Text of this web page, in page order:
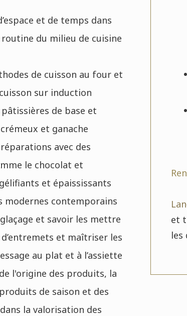
et de temps dans
routine du milieu de cuisine
de cuisson au four et
sur induction
de base et
et ganache
avec des
le chocolat et
et épaississants
modernes contemporains
et savoir les mettre
et maîtriser les
au plat et à l’assiette
l'origine des produits, la
de saison et des
la valorisation des
et
les